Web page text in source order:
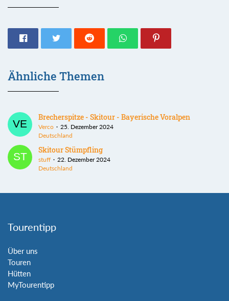
Ähnliche Themen
Brecherspitze - Skitour - Bayerische Voralpen
Verco
25. Dezember 2024
Deutschland
Skitour Stümpfling
stuff
22. Dezember 2024
Deutschland
Tourentipp
Über uns
Touren
Hütten
MyTourentipp